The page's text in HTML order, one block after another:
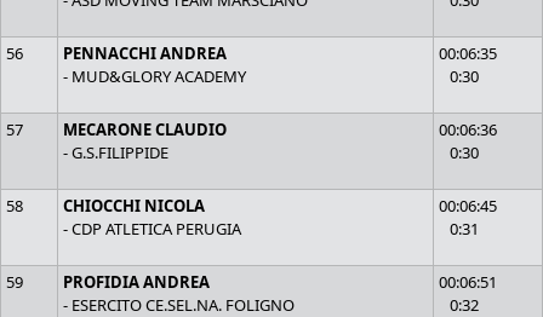
56
PENNACCHI ANDREA
- MUD&GLORY ACADEMY
00:06:35
0:30
57
MECARONE CLAUDIO
- G.S.FILIPPIDE
00:06:36
0:30
58
CHIOCCHI NICOLA
- CDP ATLETICA PERUGIA
00:06:45
0:31
59
PROFIDIA ANDREA
- ESERCITO CE.SEL.NA. FOLIGNO
00:06:51
0:32